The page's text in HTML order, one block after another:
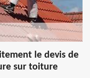
le devis de
sur toiture